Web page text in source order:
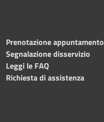
Prenotazione appuntamento
Segnalazione disservizio
Leggi le FAQ
Richiesta di assistenza